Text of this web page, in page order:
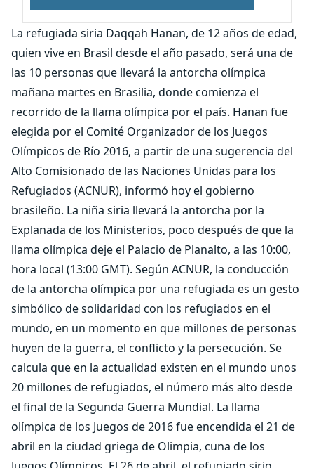
La refugiada siria Daqqah Hanan, de 12 años de edad,
quien vive en Brasil desde el año pasado, será una de
las 10 personas que llevará la antorcha olímpica
mañana martes en Brasilia, donde comienza el
recorrido de la llama olímpica por el país. Hanan fue
elegida por el Comité Organizador de los Juegos
Olímpicos de Río 2016, a partir de una sugerencia del
Alto Comisionado de las Naciones Unidas para los
Refugiados (ACNUR), informó hoy el gobierno
brasileño. La niña siria llevará la antorcha por la
Explanada de los Ministerios, poco después de que la
llama olímpica deje el Palacio de Planalto, a las 10:00,
hora local (13:00 GMT). Según ACNUR, la conducción
de la antorcha olímpica por una refugiada es un gesto
simbólico de solidaridad con los refugiados en el
mundo, en un momento en que millones de personas
huyen de la guerra, el conflicto y la persecución. Se
calcula que en la actualidad existen en el mundo unos
20 millones de refugiados, el número más alto desde
el final de la Segunda Guerra Mundial. La llama
olímpica de los Juegos de 2016 fue encendida el 21 de
abril en la ciudad griega de Olimpia, cuna de los